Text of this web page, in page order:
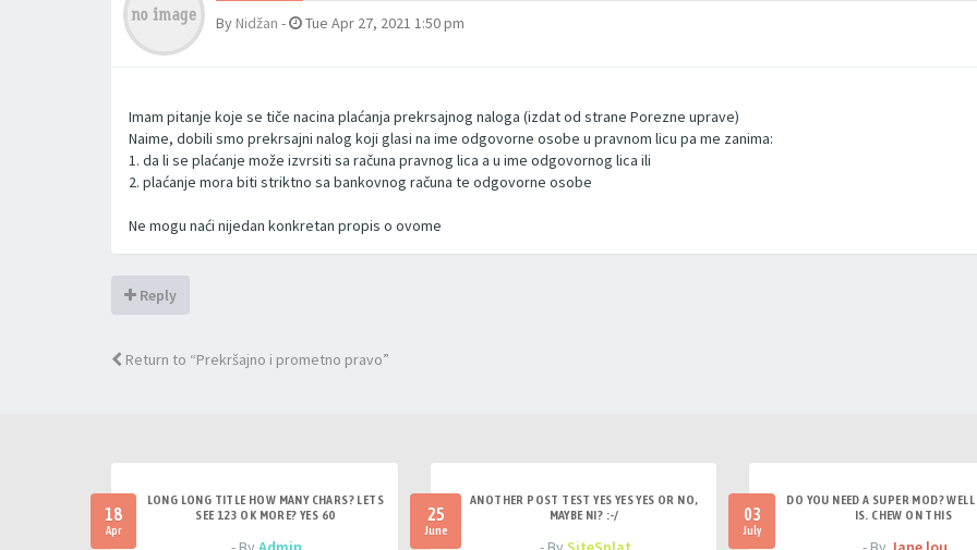
By Nidžan - Tue Apr 27, 2021 1:50 pm
Imam pitanje koje se tiče nacina plaćanja prekrsajnog naloga (izdat od strane Porezne uprave)
Naime, dobili smo prekrsajni nalog koji glasi na ime odgovorne osobe u pravnom licu pa me zanima:
1. da li se plaćanje može izvrsiti sa računa pravnog lica a u ime odgovornog lica ili
2. plaćanje mora biti striktno sa bankovnog računa te odgovorne osobe
Ne mogu naći nijedan konkretan propis o ovome
Reply
Return to “Prekršajno i prometno pravo”
18
Apr
LONG LONG TITLE HOW MANY CHARS? LETS
SEE 123 OK MORE? YES 60
25
June
ANOTHER POST TEST YES YES YES OR NO,
MAYBE NI? :-/
03
July
DO YOU NEED A SUPER MOD?
IS. CHEW ON THIS